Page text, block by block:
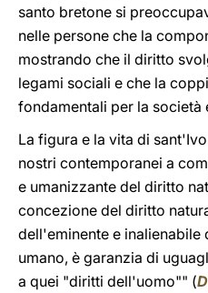
santo bretone si
nelle persone che la
mostrando che il diritto
legami sociali e che la
fondamentali per la società
La figura e la vita di
nostri contemporanei a
e umanizzante del diritto
concezione del diritto
dell'eminente e inalienabile
umano, è garanzia di
a quei "diritti dell'uomo"" (